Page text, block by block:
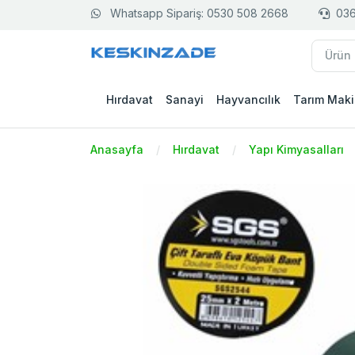
Whatsapp Sipariş: 0530 508 2668
Hırdavat Sanayi Hayvancılık Tarım
Anasayfa Hırdavat Yapı Kimyasalları